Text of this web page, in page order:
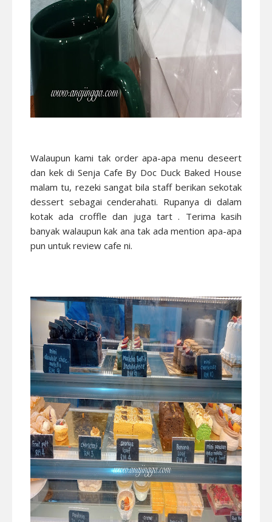
Walaupun kami tak order apa-apa menu deseert
dan kek di Senja Cafe By Doc Duck Baked House
malam tu, rezeki sangat bila staff berikan sekotak
dessert sebagai cenderahati. Rupanya di dalam
kotak ada croffle dan juga tart . Terima kasih
banyak walaupun kak ana tak ada mention apa-apa
pun untuk review cafe ni.